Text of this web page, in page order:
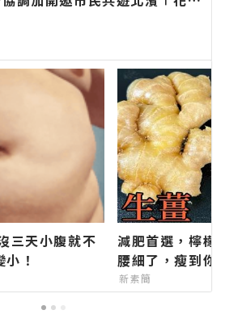
三天小腹就不
！
減肥首選，檸檬
腰細了，瘦到你
新素簡